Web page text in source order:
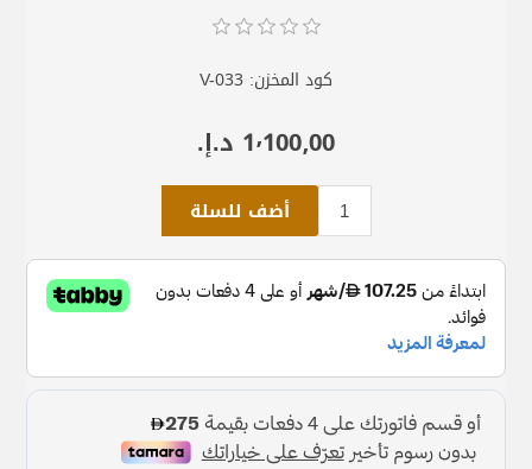
كود المخزن: V-033
1٬100٫00 د.إ.‏
أضف للسلة